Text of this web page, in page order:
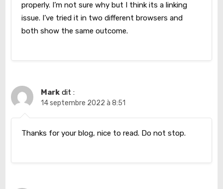
properly. I’m not sure why but I think its a linking
issue. I’ve tried it in two different browsers and
both show the same outcome.
Mark dit :
14 septembre 2022 à 8:51
Thanks for your blog, nice to read. Do not stop.